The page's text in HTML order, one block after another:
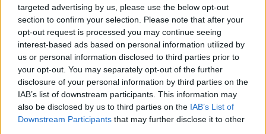
targeted advertising by us, please use the below opt-out
section to confirm your selection. Please note that after your
opt-out request is processed you may continue seeing
interest-based ads based on personal information utilized by
us or personal information disclosed to third parties prior to
your opt-out. You may separately opt-out of the further
disclosure of your personal information by third parties on the
IAB’s list of downstream participants. This information may
also be disclosed by us to third parties on the IAB’s List of
Downstream Participants that may further disclose it to other